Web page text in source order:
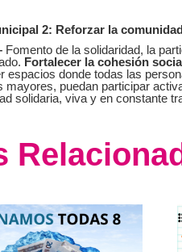
2: Reforzar la
Fomento de la solidaridad, la
Fortalecer la cohesión
espacios donde todas las
mayores, puedan participar
solidaria, viva y en constante